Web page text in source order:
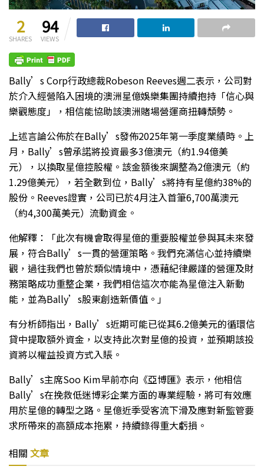
2
SHARES
94
VIEWS
Bally’s Corp行政總裁Robeson Reeves週二表示，公司對
於介入經營陷入困境的澳洲星億娛樂集團持續抱持「信心與
樂觀態度」，相信能協助該澳洲賭場營運商扭轉頹勢。
上述言論公佈於在Bally’s發佈2025年第一季度業績時。上
月，Bally’s曾承諾將投資最多3億澳元（約1.94億美
元），以換取星億控股權。該金額後來調整為2億澳元（約
1.29億美元），若全數到位，Bally’s將持有星億約38%的
股份。Reeves證實，公司已於4月注入首筆6,700萬澳元
（約4,300萬美元）流動資金。
他解釋：「此次有機會取得星億的重要股權並參與其未來發
展，符合Bally’s一貫的營運策略。我們充滿信心並持續樂
觀，過往我們也曾於類似情境中，憑藉紀律嚴謹的營運及財
務策略成功重整企業，我們相信這次亦能為星億注入新動
能，並為Bally’s股東創造新價值。」
有分析師指出，Bally’s近期可能已從其6.2億美元的循環信
貸中提取額外資金，以支持此次對星億的投資，並預期該投
資將以權益投資方式入賬。
Bally’s主席Soo Kim早前亦向《亞博匯》表示，他相信
Bally’s在挽救低迷博彩企業方面的專業經驗，將可有效應
用於星億的轉型之路。星億近季受客流下滑及應對新監管要
求所帶來的高額成本拖累，持續錄得重大虧損。
相關 文章